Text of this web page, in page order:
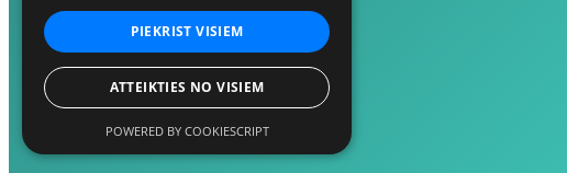
PIEKRIST VISIEM
ATTEIKTIES NO VISIEM
POWERED BY COOKIESCRIPT